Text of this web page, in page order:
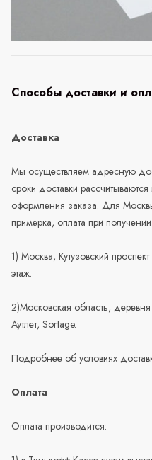
Способы доставки и
Доставка
Мы осуществляем адресную
сроки доставки
оформления заказа. Для
примерка, оплата при
1) Москва, Кутузовский
этаж.
2)Московская область,
Аутлет, Sortage.
Подробнее об условиях
Оплата
Оплата производится: